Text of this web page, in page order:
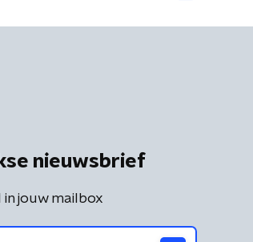
nieuwsbrief
in jouw mailbox